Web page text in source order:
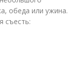
обеда или ужина.
съесть: